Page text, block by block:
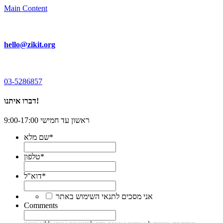
Main Content
hello@zikit.org
03-5286857
דברו איתנו!
ראשון עד חמישי 9:00-17:00
שם מלא*
טלפון*
דוא"ל*
אני מסכים לתנאי השימוש באתר
Comments